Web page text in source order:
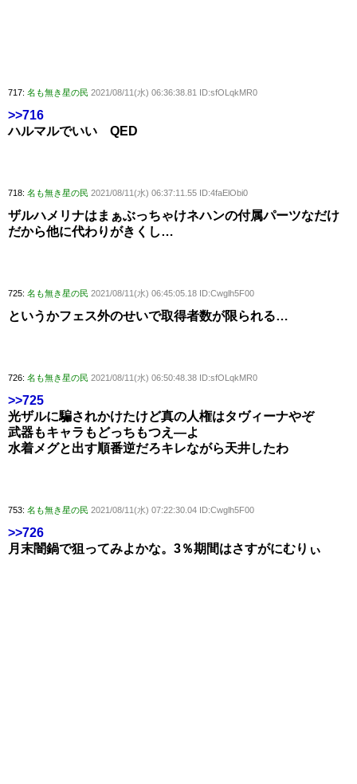
717: 名も無き星の民 2021/08/11(水) 06:36:38.81 ID:sfOLqkMR0
>>716
ハルマルでいい QED
718: 名も無き星の民 2021/08/11(水) 06:37:11.55 ID:4faElObi0
ザルハメリナはまぁぶっちゃけネハンの付属パーツなだけ
だから他に代わりがきくし…
725: 名も無き星の民 2021/08/11(水) 06:45:05.18 ID:Cwglh5F00
というかフェス外のせいで取得者数が限られる…
726: 名も無き星の民 2021/08/11(水) 06:50:48.38 ID:sfOLqkMR0
>>725
光ザルに騙されかけたけど真の人権はタヴィーナやぞ
武器もキャラもどっちもつえ―よ
水着メグと出す順番逆だろキレながら天井したわ
753: 名も無き星の民 2021/08/11(水) 07:22:30.04 ID:Cwglh5F00
>>726
月末闇鍋で狙ってみよかな。3％期間はさすがにむりぃ